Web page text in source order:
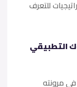
للتعرف
التطبيقي
مرونته